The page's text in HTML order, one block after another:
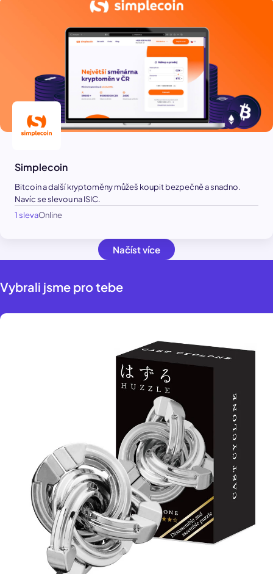
Simplecoin
Bitcoin a další kryptoměny můžeš koupit bezpečně a snadno.
Navíc se slevou na ISIC.
1 slevaOnline
Načíst více
Vybrali jsme pro tebe